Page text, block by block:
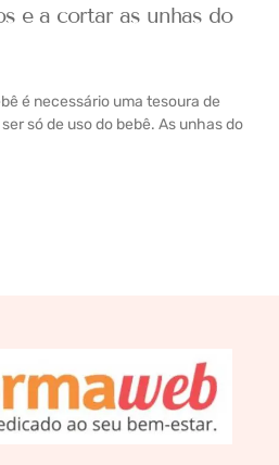
e a cortar as unhas do
é necessário uma tesoura de
só de uso do bebê. As unhas do